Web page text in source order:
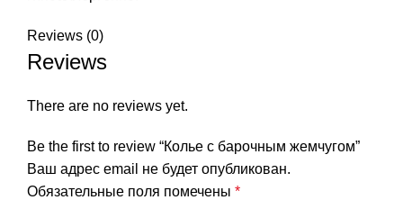
Reviews (0)
Reviews
There are no reviews yet.
Be the first to review “Колье с барочным жемчугом”
Ваш адрес email не будет опубликован.
Обязательные поля помечены *